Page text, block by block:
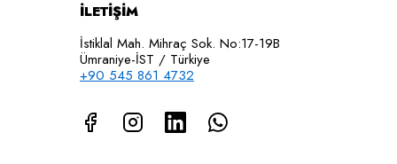
İLETİŞİM
İstiklal Mah. Mihraç Sok. No:17-19B
Ümraniye-İST / Türkiye
+90 545 861 4732